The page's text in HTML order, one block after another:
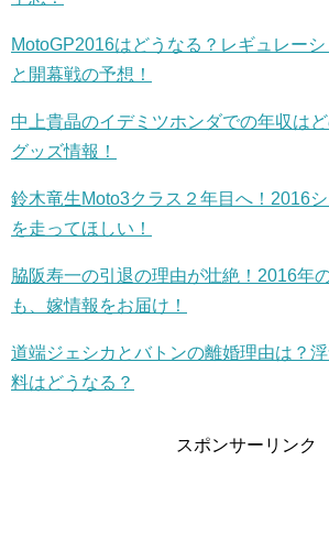
MotoGP2016はどうなる？レギュレー
と開幕戦の予想！
中上貴晶のイデミツホンダでの年収は
グッズ情報！
鈴木竜生Moto3クラス２年目へ！2016
を走ってほしい！
脇阪寿一の引退の理由が壮絶！2016年
も、嫁情報をお届け！
道端ジェシカとバトンの離婚理由は？
料はどうなる？
スポンサーリンク